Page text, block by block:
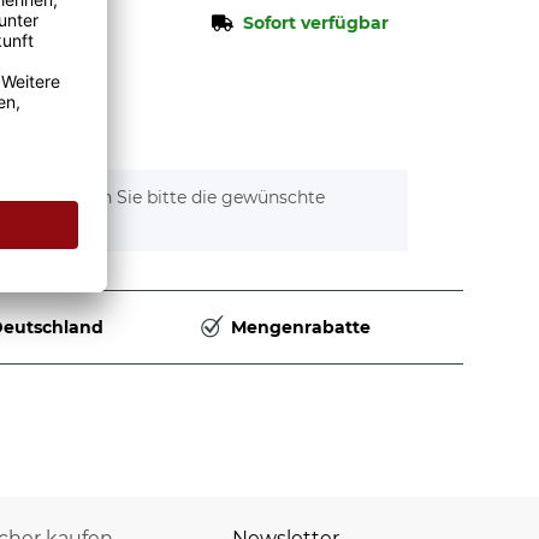
Sofort verfügbar
Wählen Sie bitte die gewünschte
Mengenrabatte